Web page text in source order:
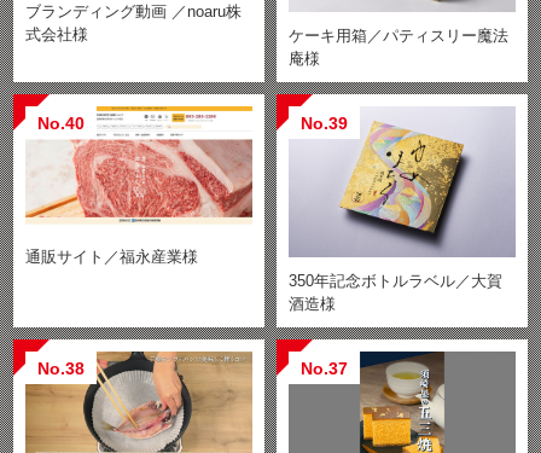
ブランディング動画 ／noaru株
式会社様
ケーキ用箱／パティスリー魔法
庵様
No.40
通販サイト／福永産業様
No.39
350年記念ボトルラベル／大賀
酒造様
No.38 No.37